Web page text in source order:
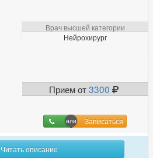
Врач высшей категории
Нейрохирург
Прием от3300
Записаться
Читать описание